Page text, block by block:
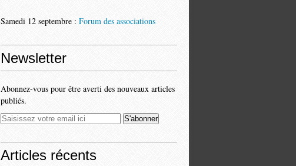
Samedi 12 septembre : Forum des associations
Newsletter
Abonnez-vous pour être averti des nouveaux articles
publiés.
Articles récents